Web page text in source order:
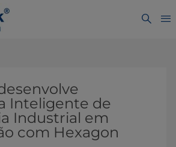
Inteligente de
Industrial em
com Hexagon